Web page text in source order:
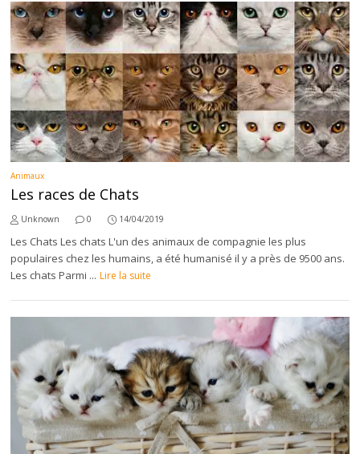
Animaux
Les races de Chats
Unknown 0 14/04/2019
Les Chats Les chats L'un des animaux de compagnie les plus
populaires chez les humains, a été humanisé il y a près de 9500 ans.
Les chats Parmi ... Lire la suite